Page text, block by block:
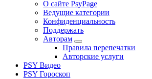
О сайте PsyPage
Ведущие категории
Конфиденциальность
Поддержать
Авторам
Правила перепечатки
Авторские услуги
PSY Видео
PSY Гороскоп